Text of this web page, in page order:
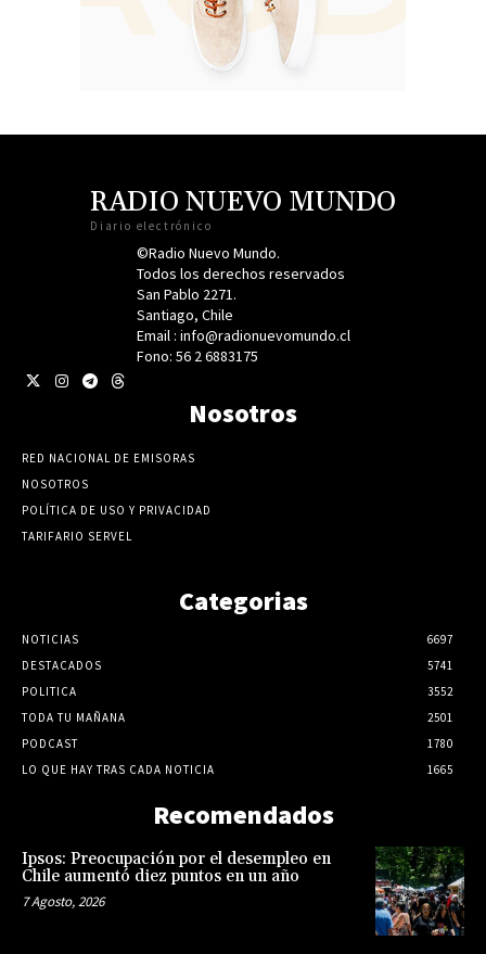
RADIO NUEVO MUNDO
Diario electrónico
©Radio Nuevo Mundo.
Todos los derechos reservados
San Pablo 2271.
Santiago, Chile
Email : info@radionuevomundo.cl
Fono: 56 2 6883175
Nosotros
RED NACIONAL DE EMISORAS
NOSOTROS
POLÍTICA DE USO Y PRIVACIDAD
TARIFARIO SERVEL
Categorias
NOTICIAS
6697
DESTACADOS
5741
POLITICA
3552
TODA TU MAÑANA
2501
PODCAST
1780
LO QUE HAY TRAS CADA NOTICIA
1665
Recomendados
Ipsos: Preocupación por el desempleo en
Chile aumentó diez puntos en un año
7 Agosto, 2026